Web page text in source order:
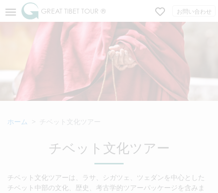
GREAT TIBET TOUR ® お問い合わせ
ホーム チベット文化ツアー
チベット文化ツアー
チベット文化ツアーは、ラサ、シガツェ、ツェダンを中心とした
チベット中部の文化、歴史、考古学的ツアーパッケージを含みま